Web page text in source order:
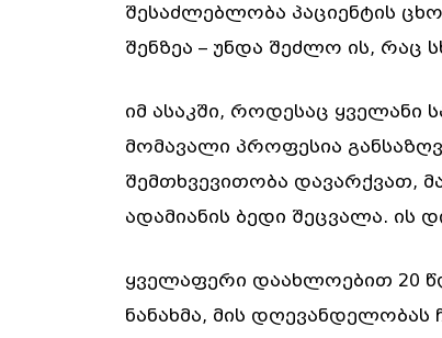
შესაძლებლობა პაციენტის
შენზეა – უნდა შეძლო ის, რაც
იმ ასაკში, როდესაც ყველანი
მომავალი პროფესია
შემთხვევითობა დავარქვათ,
ადამიანის ბედი შეცვალა. ის
ყველაფერი დაახლოებით 20
ნანახმა, მის